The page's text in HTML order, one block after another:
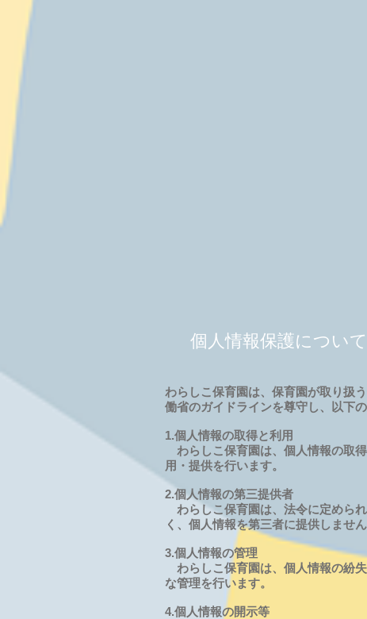
個人情報保護について
わらしこ保育園は、保育園が取り扱
働省のガイドラインを尊守し、以下
1.個人情報の取得と利用
わらしこ保育園は、個人情報の取
用・提供を行います。
2.個人情報の第三提供者
わらしこ保育園は、法令に定めら
く、個人情報を第三者に提供しません
3.個人情報の管理
わらしこ保育園は、個人情報の紛
な管理を行います。
4.個人情報の開示等